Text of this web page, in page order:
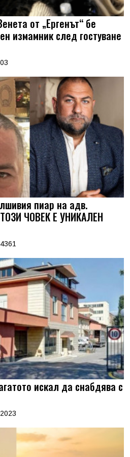
от „Ергенът“ бе
измамник след гостуване
пиар на адв.
ЧОВЕК Е УНИКАЛЕН
4361
искал да снабдява с
2023